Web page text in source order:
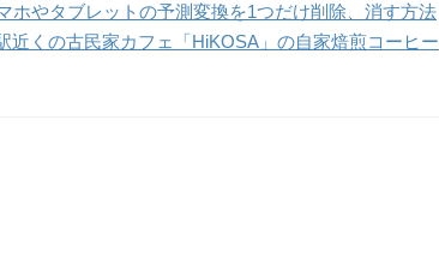
ホやタブレットの予測変換を1つだけ削除、消す方法
近くの古民家カフェ「HiKOSA」の自家焙煎コーヒー